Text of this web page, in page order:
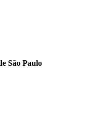
São Paulo